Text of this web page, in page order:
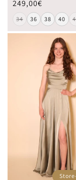
249,00€
34 36 38 40